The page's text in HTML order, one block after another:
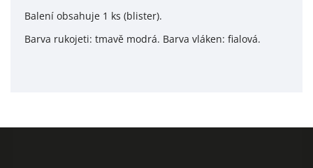
Balení obsahuje 1 ks (blister).
Barva rukojeti: tmavě modrá. Barva vláken: fialová.